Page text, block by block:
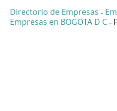
Directorio de Empresas -
Empresas en BOGOTA D C -